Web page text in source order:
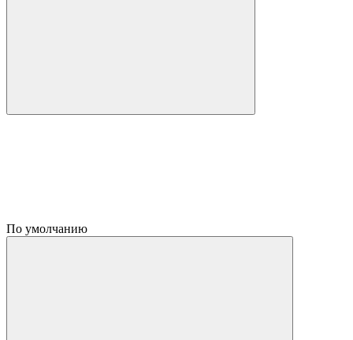
По умолчанию